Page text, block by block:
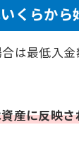
くらから
は最低入
産に反映